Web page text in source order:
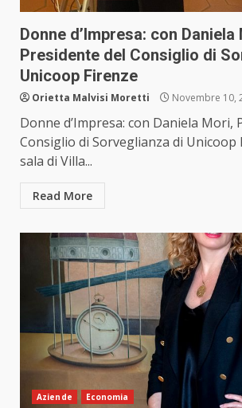
Donne d’Impresa: con Daniela
Presidente del Consiglio di
Unicoop Firenze
Orietta Malvisi Moretti Novembre 10,
Donne d’Impresa: con Daniela Mori,
Consiglio di Sorveglianza di Unicoop
sala di Villa...
Read More
Aziende Economia